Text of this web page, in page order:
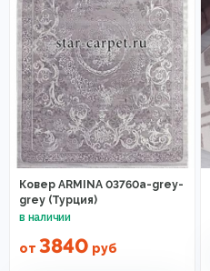
Ковер ARMINA 03760a-grey-
grey (Турция)
от 3840 руб